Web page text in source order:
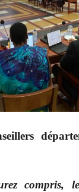
compris,